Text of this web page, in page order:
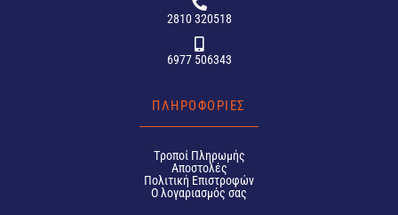
2810 320518
6977 506343
ΠΛΗΡΟΦΟΡΙΕΣ
Tροποί Πληρωμής
Αποστολές
Πολιτική Επιστροφών
Ο λογαριασμός σας